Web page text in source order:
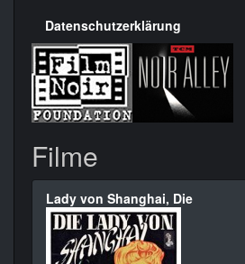
Datenschutzerklärung
Filme
Lady von Shanghai, Die